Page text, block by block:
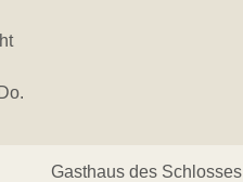
Gasthaus des Schlosses